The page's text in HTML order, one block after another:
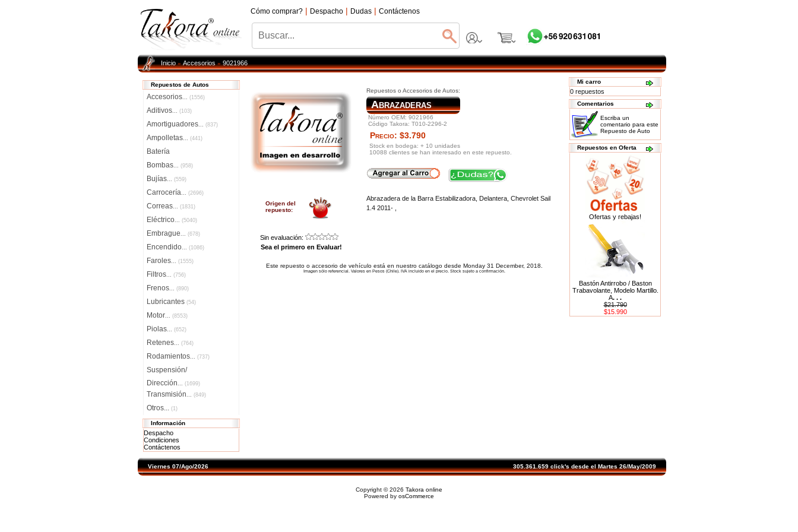
Cómo comprar? | Despacho | Dudas | Contáctenos
Inicio»Accesorios»9021966
Repuestos de Autos
Accesorios... (1556)
Aditivos... (103)
Amortiguadores... (837)
Ampolletas... (441)
Batería
Bombas... (958)
Bujías... (559)
Carrocería... (2696)
Correas... (1831)
Eléctrico... (5040)
Embrague... (678)
Encendido... (1086)
Faroles... (1555)
Filtros... (756)
Frenos... (890)
Lubricantes (54)
Motor... (8553)
Piolas... (652)
Retenes... (764)
Rodamientos... (737)
Suspensión/
Dirección... (1699)
Transmisión... (849)
Otros... (1)
Información
Despacho
Condiciones
Contáctenos
Origen del
repuesto:
Sin evaluación:
Sea el primero en Evaluar!
Repuestos o Accesorios de Autos:
Abrazaderas
Número OEM: 9021966
Código Takora: T010-2296-2
Precio: $3.790
Stock en bodega: + 10 unidades
10088 clientes se han interesado en este repuesto.
Abrazadera de la Barra Estabilizadora, Delantera, Chevrolet Sail
1.4 2011- ,
Este repuesto o accesorio de vehículo está en nuestro catálogo desde Monday 31 December, 2018.
Imagen sólo referencial. Valores en Pesos (Chile). IVA incluido en el precio. Stock sujeto a confirmación.
Mi carro
0 repuestos
Comentarios
Escriba un
comentario para este
Repuesto de Auto
Repuestos en Oferta
Ofertas y rebajas!
Bastón Antirrobo / Baston
Trabavolante, Modelo Martillo.
A. . .
$21.790
$15.990
Viernes 07/Ago/2026 305.361.659 click's desde el Martes 26/May/2009
Copyright © 2026 Takora online
Powered by osCommerce